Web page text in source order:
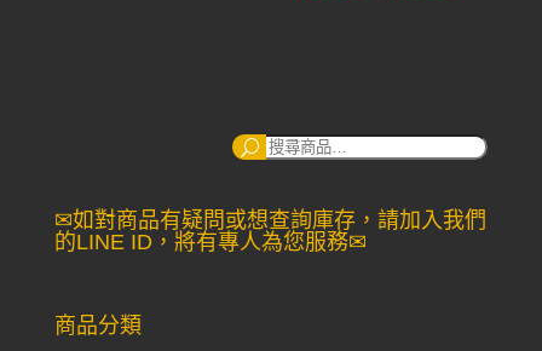
搜
✉如對商品有疑問或想查詢庫存，請加入我們
的LINE ID，將有專人為您服務✉
商品分類